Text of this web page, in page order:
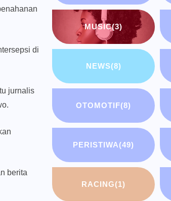
di
jurnalis
berita
MUSIC(3)
NEWS(8)
OTOMOTIF(8)
PERISTIWA(49)
RACING(1)